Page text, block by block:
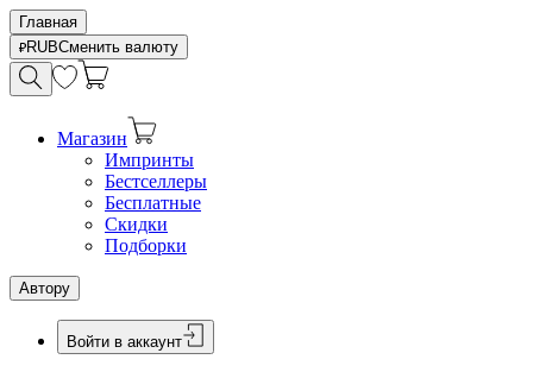
Главная
RUBСменить валюту
Магазин
Импринты
Бестселлеры
Бесплатные
Скидки
Подборки
Автору
Войти в аккаунт